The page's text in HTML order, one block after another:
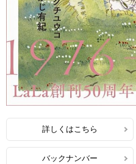
詳しくはこちら
バックナンバー